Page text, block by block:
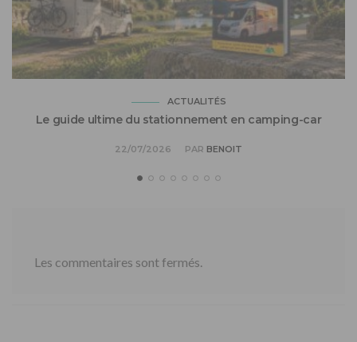
ACTUALITÉS
Le guide ultime du stationnement en camping-car
22/07/2026 PAR BENOIT
Les commentaires sont fermés.